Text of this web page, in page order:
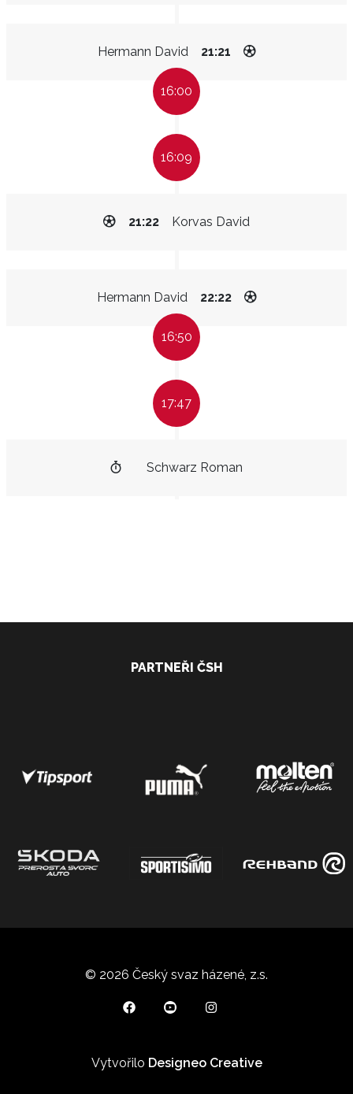
Hermann David 21:21
16:00
16:09
Korvas David
21:22
Hermann David 22:22
16:50
17:47
Schwarz Roman
PARTNEŘI ČSH
© 2026 Český svaz házené, z.s.
Vytvořilo Designeo Creative